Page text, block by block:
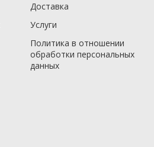
Доставка
Услуги
Политика в отношении
обработки персональных
данныx